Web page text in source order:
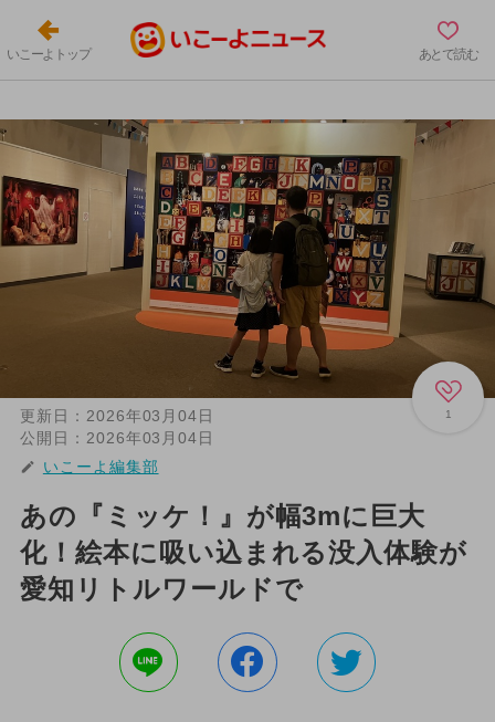
いこーよトップ あとで読む
1
更新日： 2026年03月04日
公開日： 2026年03月04日
いこーよ編集部
あの『ミッケ！』が幅3mに巨大
化！絵本に吸い込まれる没入体験が
愛知リトルワールドで